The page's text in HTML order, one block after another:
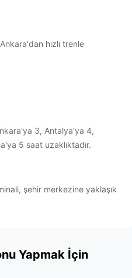
hızlı trenle
3, Antalya'ya 4,
5 saat uzaklıktadır.
şehir merkezine yaklaşık
Yapmak İçin